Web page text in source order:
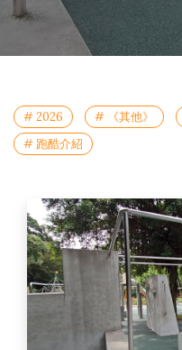
# 2026 # 《其他》
# 跑酷介紹